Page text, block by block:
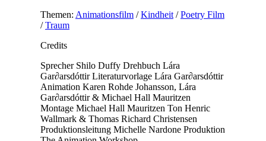
Themen: Animationsfilm/Kindheit/Poetry Film
/Traum
Credits
Sprecher Shilo Duffy Drehbuch Lára
Gar∂arsdóttir Literaturvorlage Lára Gar∂arsdóttir
Animation Karen Rohde Johansson, Lára
Gar∂arsdóttir & Michael Hall Mauritzen
Montage Michael Hall Mauritzen Ton Henric
Wallmark & Thomas Richard Christensen
Produktionsleitung Michelle Nardone Produktion